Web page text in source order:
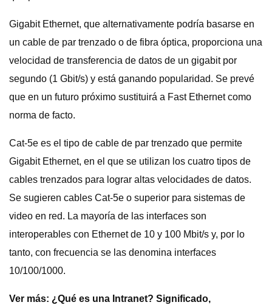
Gigabit Ethernet, que alternativamente podría basarse en
un cable de par trenzado o de fibra óptica, proporciona una
velocidad de transferencia de datos de un gigabit por
segundo (1 Gbit/s) y está ganando popularidad. Se prevé
que en un futuro próximo sustituirá a Fast Ethernet como
norma de facto.
Cat-5e es el tipo de cable de par trenzado que permite
Gigabit Ethernet, en el que se utilizan los cuatro tipos de
cables trenzados para lograr altas velocidades de datos.
Se sugieren cables Cat-5e o superior para sistemas de
video en red. La mayoría de las interfaces son
interoperables con Ethernet de 10 y 100 Mbit/s y, por lo
tanto, con frecuencia se las denomina interfaces
10/100/1000.
Ver más: ¿Qué es una Intranet? Significado,